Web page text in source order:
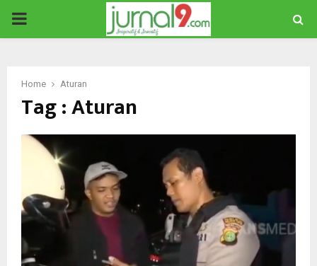
PRIMARY
Home Aturan
Tag : Aturan